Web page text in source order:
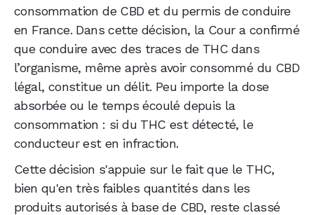
consommation de CBD et du permis de conduire
en France. Dans cette décision, la Cour a confirmé
que conduire avec des traces de THC dans
l’organisme, même après avoir consommé du CBD
légal, constitue un délit. Peu importe la dose
absorbée ou le temps écoulé depuis la
consommation : si du THC est détecté, le
conducteur est en infraction.
Cette décision s'appuie sur le fait que le THC,
bien qu'en très faibles quantités dans les
produits autorisés à base de CBD, reste classé